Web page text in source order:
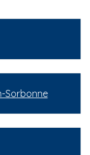
Sorbonne